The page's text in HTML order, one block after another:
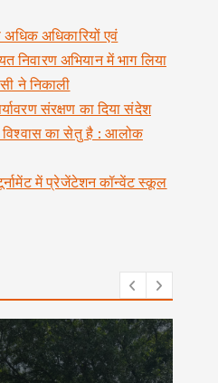
अधिकारियों एवं
निवारण अभियान में भाग लिया
ने निकाली
संरक्षण का दिया संदेश
का सेतु है : आलोक
में प्रेजेंटेशन कॉन्वेंट स्कूल